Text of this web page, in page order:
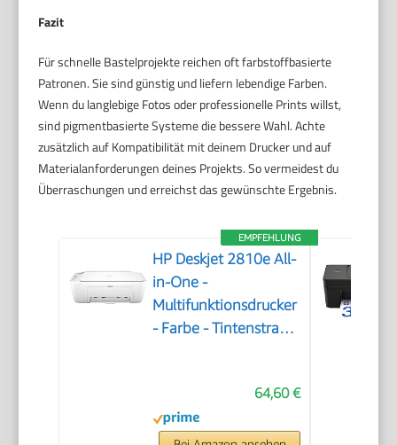
Fazit
Für schnelle Bastelprojekte reichen oft farbstoffbasierte
Patronen. Sie sind günstig und liefern lebendige Farben.
Wenn du langlebige Fotos oder professionelle Prints willst,
sind pigmentbasierte Systeme die bessere Wahl. Achte
zusätzlich auf Kompatibilität mit deinem Drucker und auf
Materialanforderungen deines Projekts. So vermeidest du
Überraschungen und erreichst das gewünschte Ergebnis.
EMPFEHLUNG
HP Deskjet 2810e All-
in-One -
Multifunktionsdrucker
- Farbe - Tintenstrahl
(Medien) - bis zu 7.5
Seiten/Min. (Drucken)
64,60 €